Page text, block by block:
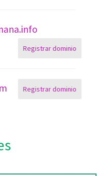
Registrar dominio
Registrar dominio